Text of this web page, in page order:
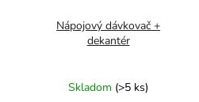
Nápojový dávkovač +
dekantér
Skladom (>5 ks)